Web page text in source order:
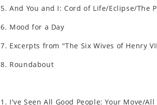
5. And You and I: Cord of Life/Eclipse/The
6. Mood for a Day
7. Excerpts from "The Six Wives of Henry
8. Roundabout
1. I've Seen All Good People: Your Move/All